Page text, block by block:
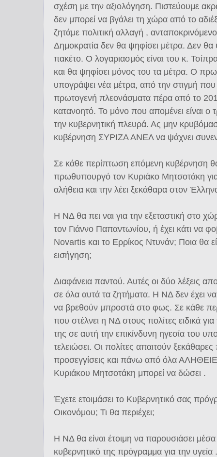
σχέση με την αξιολόγηση. Πιστεύουμε
δεν μπορεί να βγάλει τη χώρα από το
ζητάμε πολιτική αλλαγή ,
Δημοκρατία δεν θα ψηφίσει μέτρα. Δεν
πακέτο. Ο λογαριασμός είναι του κ.
και θα ψηφίσει μόνος του τα μέτρα. Ο
υπογράψει νέα μέτρα, από την στιγμή που
πρωτογενή πλεονάσματα πέρα από το
κατανοητό. Το μόνο που απομένει είναι ο
την κυβερνητική πλευρά. Ας μην
κυβέρνηση ΣΥΡΙΖΑ ΑΝΕΛ να ψάχνει
Σε κάθε περίπτωση επόμενη κυβέρνηση
πρωθυπουργό τον Κυριάκο Μητσοτάκη
αλήθεια και την λέει ξεκάθαρα στον
Η ΝΔ θα πει ναι για την εξεταστική στο
τον Γιάννο Παπαντωνίου, ή έχει κάτι να
Novartis και το Ερρίκος Ντυνάν; Ποια θα
εισήγηση;
Διαφάνεια παντού. Αυτές οι δύο λέξεις
σε όλα αυτά τα ζητήματα. Η ΝΔ δεν έχει
να βρεθούν μπροστά στο φως. Σε κάθε
που στέλνει η ΝΔ στους πολίτες ειδικά
της σε αυτή την επικίνδυνη ηγεσία του
τελειώσει. Οι πολίτες απαιτούν ξεκάθαρες
προσεγγίσεις και πάνω από όλα
Κυριάκου Μητσοτάκη μπορεί να δώσει .
Έχετε ετοιμάσει το Κυβερνητικό σας
Οικονόμου; Τι θα περιέχει;
Η ΝΔ θα είναι έτοιμη να παρουσιάσει
κυβερνητικό της πρόγραμμα για την